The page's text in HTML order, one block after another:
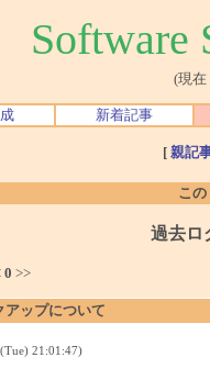
Software
(現在
新着記事
[ 親記
こ
過去ロ
0 >>
アップについて
21:01:47)